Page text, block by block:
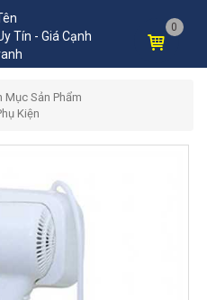
Tín - Giá Cạnh
0
Mục Sản Phẩm
Kiện